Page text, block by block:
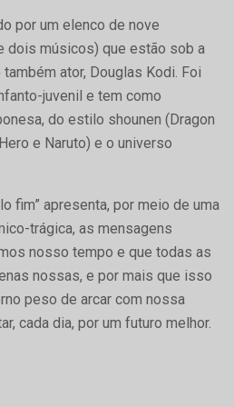
por um elenco de nove
dois músicos) que estão sob a
ator, Douglas Kodi. Foi
juvenil e tem como
do estilo shounen (Dragon
e Naruto) e o universo
fim” apresenta, por meio de uma
trágica, as mensagens
nosso tempo e que todas as
nossas, e por mais que isso
peso de arcar com nossa
cada dia, por um futuro melhor.